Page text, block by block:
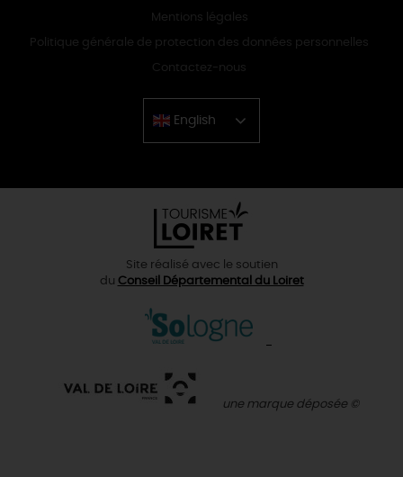
Mentions légales
Politique générale de protection des données personnelles
Contactez-nous
English
Chinese
Site réalisé avec le soutien
du Conseil Départemental du Loiret
une marque déposée ©